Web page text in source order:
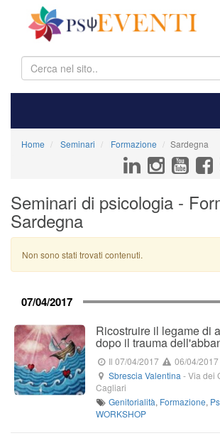
Home Seminari Formazione Sardegna
Seminari di psicologia -
Sardegna
Non sono stati trovati contenuti.
07/04/2017
Ricostruire il legame di
dopo il trauma
Il 07/04/2017
06/04/2017
Sbrescia Valentina -Via dei
Cagliari
Genitorialità, Formazione,
WORKSHOP